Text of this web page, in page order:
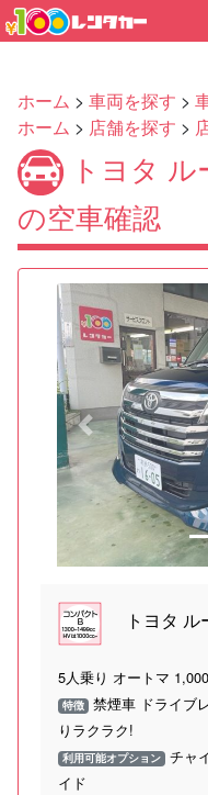
ホーム > 車両を探す >
ホーム > 店舗を探す >
トヨタ ル
の空車確認
Previous
トヨタ
5人乗り オートマ
特徴 禁煙車 ドライブ
りラクラク!
利用可能オプション チャ
イド